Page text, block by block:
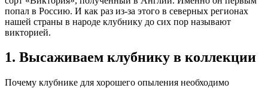
попал в Россию. И как раз из-за этого в северных регионах
нашей страны в народе клубнику до сих пор называют
викторией.
1. Высаживаем клубнику в коллекции
Почему клубнике для хорошего опыления необходимо